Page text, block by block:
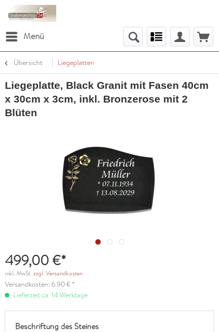
Menü
Übersicht Liegeplatten
Liegeplatte, Black Granit mit Fasen 40cm
x 30cm x 3cm, inkl. Bronzerose mit 2
Blüten
499,00 €*
inkl. MwSt. zzgl. Versandkosten
Versandkosten: 6.90 € *
Lieferzeit ca. 14 Werktage
Beschriftung des Steines